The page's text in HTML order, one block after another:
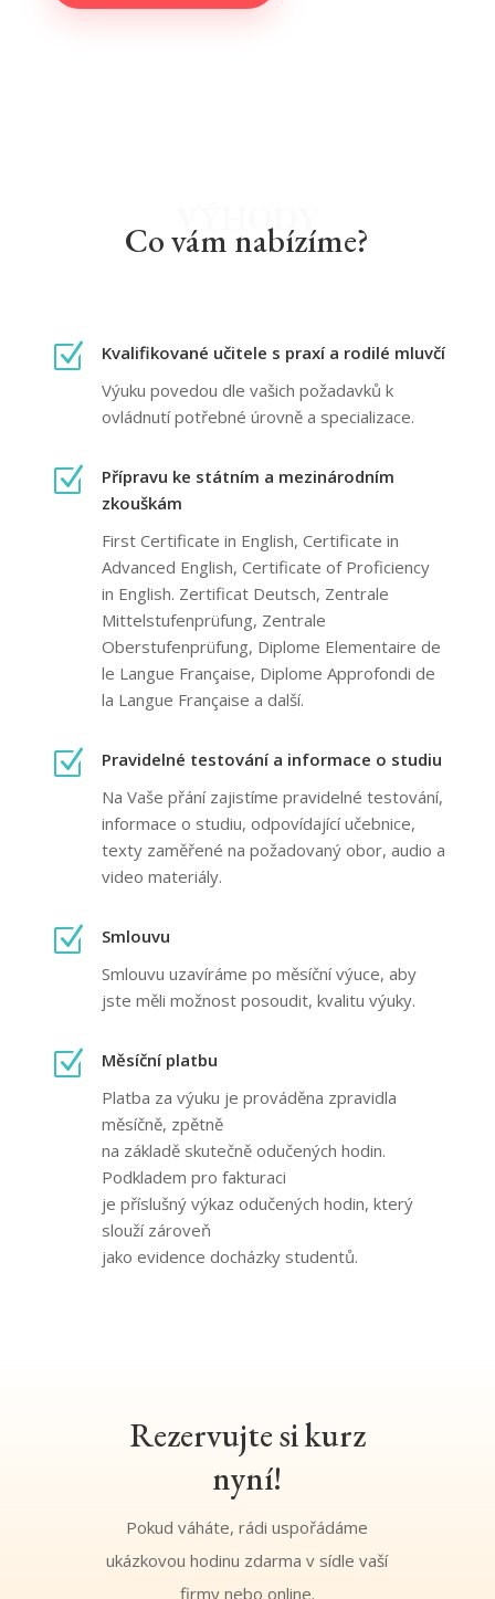
VÝHODY
Co vám nabízíme?
Z
Kvalifikované učitele s praxí a rodilé mluvčí
Výuku povedou dle vašich požadavků k
ovládnutí potřebné úrovně a specializace.
Z
Přípravu ke státním a mezinárodním
zkouškám
First Certificate in English, Certificate in
Advanced English, Certificate of Proficiency
in English. Zertificat Deutsch, Zentrale
Mittelstufenprüfung, Zentrale
Oberstufenprüfung, Diplome Elementaire de
le Langue Française, Diplome Approfondi de
la Langue Française a další.
Z
Pravidelné testování a informace o studiu
Na Vaše přání zajistíme pravidelné testování,
informace o studiu, odpovídající učebnice,
texty zaměřené na požadovaný obor, audio a
video materiály.
Z
Smlouvu
Smlouvu uzavíráme po měsíční výuce, aby
jste měli možnost posoudit, kvalitu výuky.
Z
Měsíční platbu
Platba za výuku je prováděna zpravidla
měsíčně, zpětně
na základě skutečně odučených hodin.
Podkladem pro fakturaci
je příslušný výkaz odučených hodin, který
slouží zároveň
jako evidence docházky studentů.
Rezervujte si kurz
nyní!
Pokud váháte, rádi uspořádáme
ukázkovou hodinu zdarma v sídle vaší
firmy nebo online.